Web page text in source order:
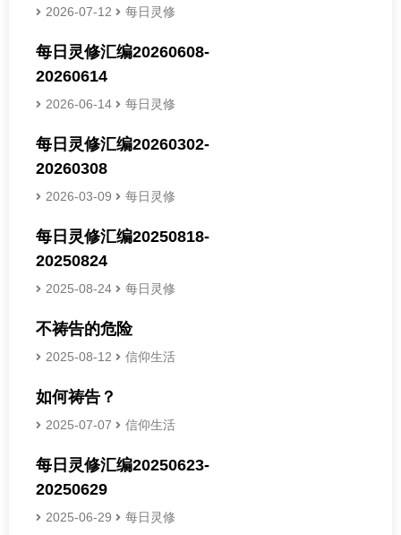
2026-07-12 每日灵修
每日灵修汇编20260608-
20260614
2026-06-14 每日灵修
每日灵修汇编20260302-
20260308
2026-03-09 每日灵修
每日灵修汇编20250818-
20250824
2025-08-24 每日灵修
不祷告的危险
2025-08-12 信仰生活
如何祷告？
2025-07-07 信仰生活
每日灵修汇编20250623-
20250629
2025-06-29 每日灵修